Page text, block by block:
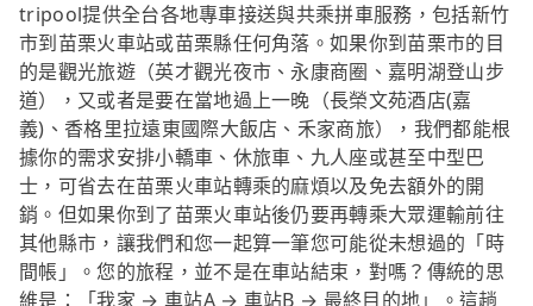
tripool提供全台各地專車接送與共乘拼車服務，包括新竹
市到苗栗火車站或苗栗縣任何角落。如果你到苗栗市的目
的是觀光旅遊（英才觀光夜市、永康商圈、嘉明湖登山步
道），又或者是要在當地過上一晚（長榮文苑酒店(嘉
義)、香格里拉遠東國際大飯店、禾家商旅），我們都能根
據你的需求安排小轎車、休旅車、九人座或甚至中型巴
士，可省去在苗栗火車站轉乘的麻煩以及免去額外的開
銷。但如果你到了苗栗火車站後仍要再轉乘大眾運輸前往
其他縣市，讓我們和您一起算一筆您可能從未想過的「時
間帳」。您的旅程，並不是在車站結束，對嗎？傳統的思
維是：「我家 → 車站A → 車站B → 最終目的地」。這趟